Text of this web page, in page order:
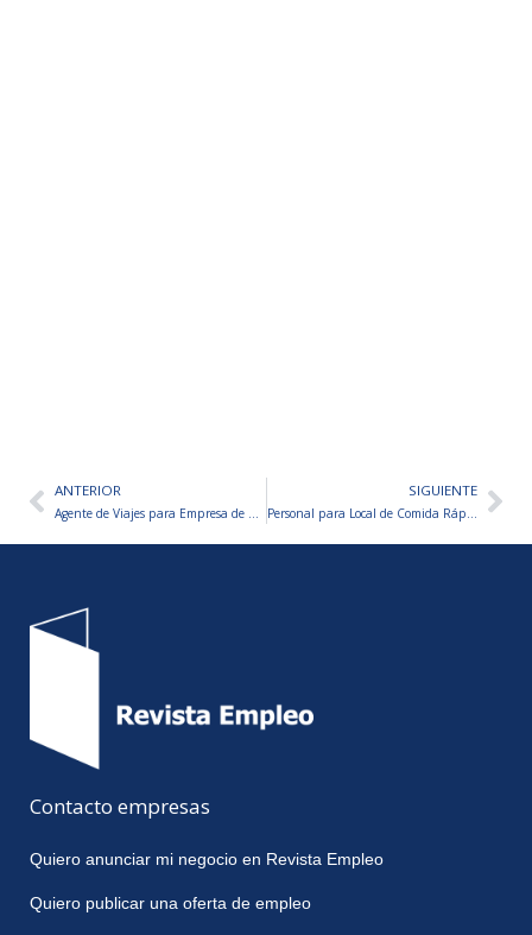
AntANTERIOR
Agente de Viajes para Empresa de Viajes – TRABAJO DESDE CASA
SIGUIENTE
Personal para Local de Comida Rápida – VARIOS PUESTOS A CUBRIR
Contacto empresas
Quiero anunciar mi negocio en Revista Empleo
Quiero publicar una oferta de empleo